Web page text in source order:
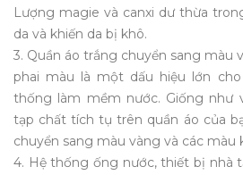
Lượng magie và canxi dư thừa
da và khiến da bị khô.
3. Quần áo trắng chuyển sang màu
phai màu là một dấu hiệu lớn
thống làm mềm nước. Giống như
tạp chất tích tụ trên quần áo của
chuyển sang màu vàng và các màu
4. Hệ thống ống nước, thiết bị nhà